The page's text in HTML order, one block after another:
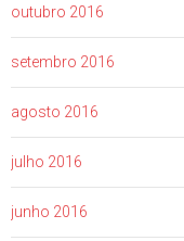
outubro 2016
setembro 2016
agosto 2016
julho 2016
junho 2016